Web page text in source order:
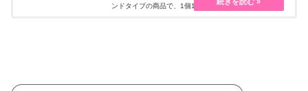
ンドタイプの商品で、1個100円+税と手ごろな価格のた